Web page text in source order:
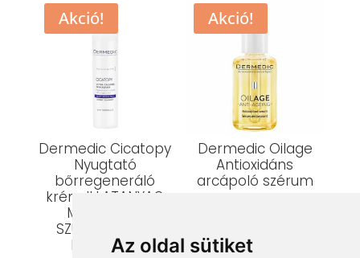
Az oldal sütiket
Akció!
Dermedic Cicatopy
Nyugtató
bőrregeneráló
krém ILLATANYAG
MENTES – a
SZÜLETÉS ELSŐ
NAPJÁTÓL
Akció!
Dermedic Oilage
Antioxidáns
arcápoló szérum
/ 5